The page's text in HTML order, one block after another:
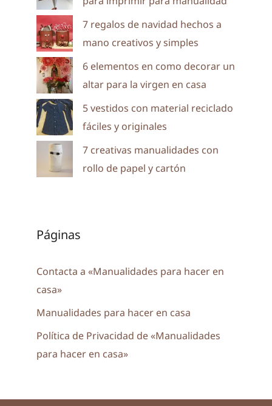
7 regalos de navidad hechos a
mano creativos y simples
6 elementos en como decorar un
altar para la virgen en casa
5 vestidos con material reciclado
fáciles y originales
7 creativas manualidades con
rollo de papel y cartón
Páginas
Contacta a «Manualidades para hacer en
casa»
Manualidades para hacer en casa
Política de Privacidad de «Manualidades
para hacer en casa»